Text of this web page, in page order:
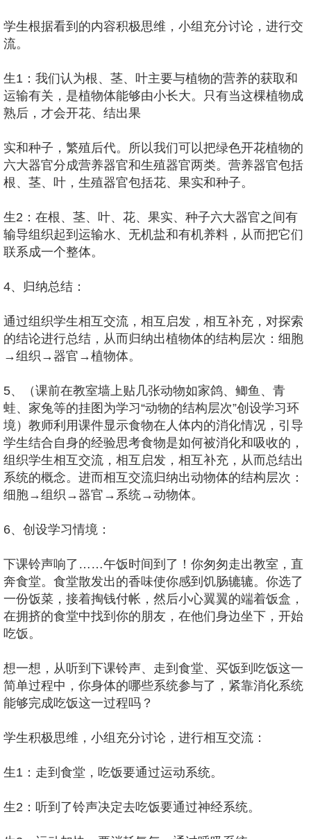
学生根据看到的内容积极思维，小组充分讨论，进行交
流。
生1：我们认为根、茎、叶主要与植物的营养的获取和
运输有关，是植物体能够由小长大。只有当这棵植物成
熟后，才会开花、结出果
实和种子，繁殖后代。所以我们可以把绿色开花植物的
六大器官分成营养器官和生殖器官两类。营养器官包括
根、茎、叶，生殖器官包括花、果实和种子。
生2：在根、茎、叶、花、果实、种子六大器官之间有
输导组织起到运输水、无机盐和有机养料，从而把它们
联系成一个整体。
4、归纳总结：
通过组织学生相互交流，相互启发，相互补充，对探索
的结论进行总结，从而归纳出植物体的结构层次：细胞
→组织→器官→植物体。
5、（课前在教室墙上贴几张动物如家鸽、鲫鱼、青
蛙、家兔等的挂图为学习“动物的结构层次”创设学习环
境）教师利用课件显示食物在人体内的消化情况，引导
学生结合自身的经验思考食物是如何被消化和吸收的，
组织学生相互交流，相互启发，相互补充，从而总结出
系统的概念。进而相互交流归纳出动物体的结构层次：
细胞→组织→器官→系统→动物体。
6、创设学习情境：
下课铃声响了……午饭时间到了！你匆匆走出教室，直
奔食堂。食堂散发出的香味使你感到饥肠辘辘。你选了
一份饭菜，接着掏钱付帐，然后小心翼翼的端着饭盒，
在拥挤的食堂中找到你的朋友，在他们身边坐下，开始
吃饭。
想一想，从听到下课铃声、走到食堂、买饭到吃饭这一
简单过程中，你身体的哪些系统参与了，紧靠消化系统
能够完成吃饭这一过程吗？
学生积极思维，小组充分讨论，进行相互交流：
生1：走到食堂，吃饭要通过运动系统。
生2：听到了铃声决定去吃饭要通过神经系统。